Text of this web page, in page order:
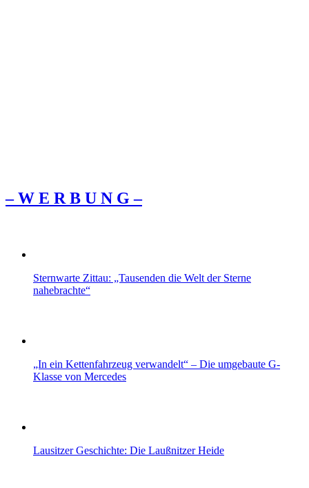
– W Ε R Β U Ν G –
Sternwarte Zittau: „Tausenden die Welt der Sterne
nahebrachte“
„In ein Kettenfahrzeug verwandelt“ – Die umgebaute G-
Klasse von Mercedes
Lausitzer Geschichte: Die Laußnitzer Heide